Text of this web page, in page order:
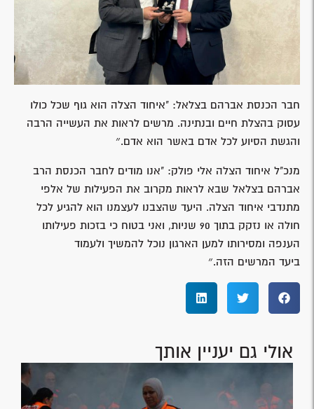
חבר הכנסת אברהם בצלאל: "איחוד הצלה הוא גוף שכל כולו
עסוק בהצלת חיים ובנתינה. מרשים לראות את העשייה הרבה
והגשת הסיוע לכל אדם באשר הוא אדם.״
מנכ"ל איחוד הצלה אלי פולק: "אנו מודים לחבר הכנסת הרב
אברהם בצלאל שבא לראות מקרוב את הפעילות של אלפי
מתנדבי איחוד הצלה. היעד שהצבנו לעצמנו הוא להגיע לכל
חולה או נזקק בתוך 90 שניות, ואני בטוח כי בזכות פעילותו
הענפה ומסירותו למען הארגון נוכל להמשיך ולעמוד
ביעד המרשים הזה.״
אולי גם יעניין אותך